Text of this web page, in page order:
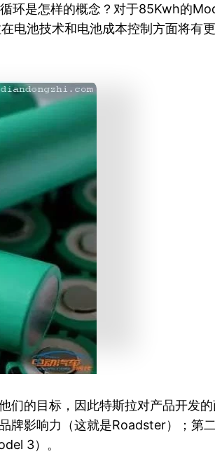
是怎样的概念？对于85Kwh的
电池技术和电池成本控制方面将有
们的目标，因此特斯拉对产品开发
牌影响力（这就是Roadster）；
3）。